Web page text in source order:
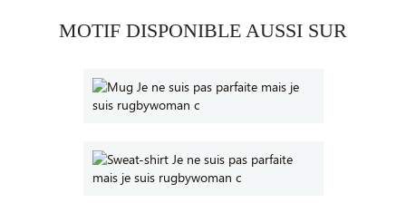
MOTIF DISPONIBLE AUSSI SUR